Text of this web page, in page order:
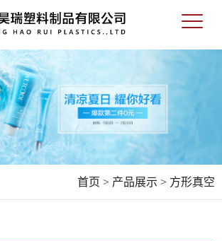
首页 > 产品展示 > 方形真空